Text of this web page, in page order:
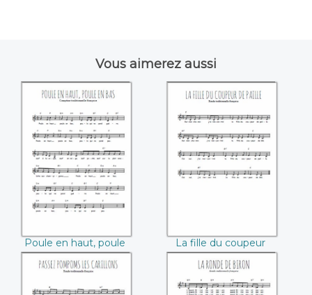
Vous aimerez aussi
Poule en haut,
poule en bas
Poule en haut, poule
en bas
La fille du coupeur
de paille
La fille du coupeur
de paille